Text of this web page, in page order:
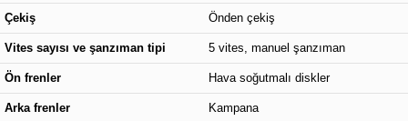
Çekiş Önden çekiş
Vites sayısı ve şanzıman tipi 5 vites, manuel şanzıman
Ön frenler Hava soğutmalı diskler
Arka frenler Kampana